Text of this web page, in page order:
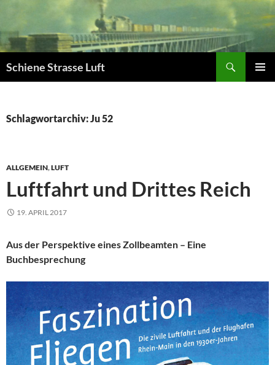
springen
Schiene Strasse Luft
Schlagwortarchiv: Ju 52
ALLGEMEIN,LUFT
Luftfahrt und Drittes Reich
19. APRIL 2017
Aus der Perspektive eines Zollbeamten – Eine
Buchbesprechung